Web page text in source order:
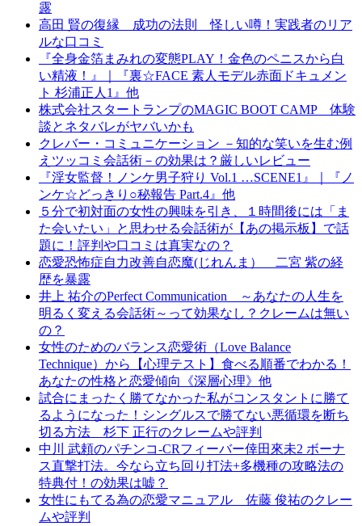
露
高田 賢の復縁 成功の法則 怪しい噂！実践者のリア
ルな口コミ
『全身金箔まみれの変態PLAY！金色のペニスから白
い精液！』｜『裏☆FACE 素人モデル赤面ドキュメン
ト 杉浦正人1』他
株式会社スタートランプのMAGIC BOOT CAMP 体験
談とネタバレがヤバいかも
クレバー・コミュニケーション －知的な笑いを生む例
えツッコミ会話術－の効果は？厳しいレビュー
『淫女監督！ノンケ男子狩り Vol.1 …SCENE1』｜『ノ
ンケ☆どっきり○秘報告 Part.4』他
５分で初対面の女性の興味を引き、１時間後には「ま
た会いたい」と思わせる会話術が【あの掲示板】で話
題に！評判や口コミは真実なの？
恋愛恐怖症自力改善自恋魔(じれんま） 二宮 紫の経
歴を暴露
井上 祐介のPerfect Communication ～あなたの人生を
明るく変える会話術～って効果なし？クレームは無い
の？
女性のためのバランス恋愛術（Love Balance
Technique）から【心理テスト】食べる順番でわかる！
あなたの性格と恋愛傾向《深層心理》他
試合にまったく勝てなかった私がコンスタントに勝て
るようになった！シングルスで勝てない悪循環を断ち
切る方法 杉下 正行のクレームや評判
中川 武頼のパチンコ-CRフィーバー倖田來未2 ボーナ
ス直撃打法。今なら立ち回り打法+多機種の攻略法の
特典付！の効果は嘘？
女性にもてる為の恋愛マニュアル 佐藤 俊祐のクレー
ムや評判